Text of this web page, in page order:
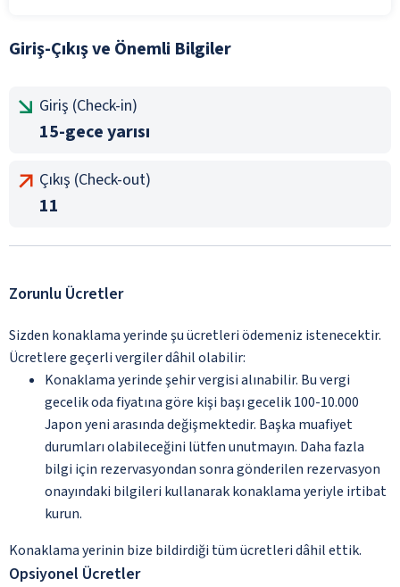
Giriş-Çıkış ve Önemli Bilgiler
Giriş (Check-in)
15-gece yarısı
Çıkış (Check-out)
11
Zorunlu Ücretler
Sizden konaklama yerinde şu ücretleri ödemeniz istenecektir.
Ücretlere geçerli vergiler dâhil olabilir:
Konaklama yerinde şehir vergisi alınabilir. Bu vergi
gecelik oda fiyatına göre kişi başı gecelik 100-10.000
Japon yeni arasında değişmektedir. Başka muafiyet
durumları olabileceğini lütfen unutmayın. Daha fazla
bilgi için rezervasyondan sonra gönderilen rezervasyon
onayındaki bilgileri kullanarak konaklama yeriyle irtibat
kurun.
Konaklama yerinin bize bildirdiği tüm ücretleri dâhil ettik.
Opsiyonel Ücretler